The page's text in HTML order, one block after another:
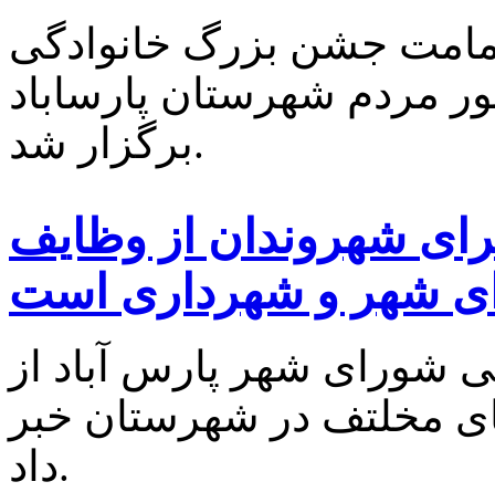
جشن بزرگ خانوادگی
مردم شهرستان پارساباد
برگزار شد.
شهروندان از وظایف
شهر و شهرداری است
شهر پارس آباد از
مخلتف در شهرستان خبر
داد.